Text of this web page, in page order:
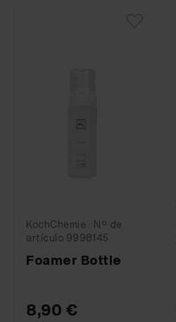
KochChemie · Nº de
artículo 9998145
Foamer Bottle
8,90 €